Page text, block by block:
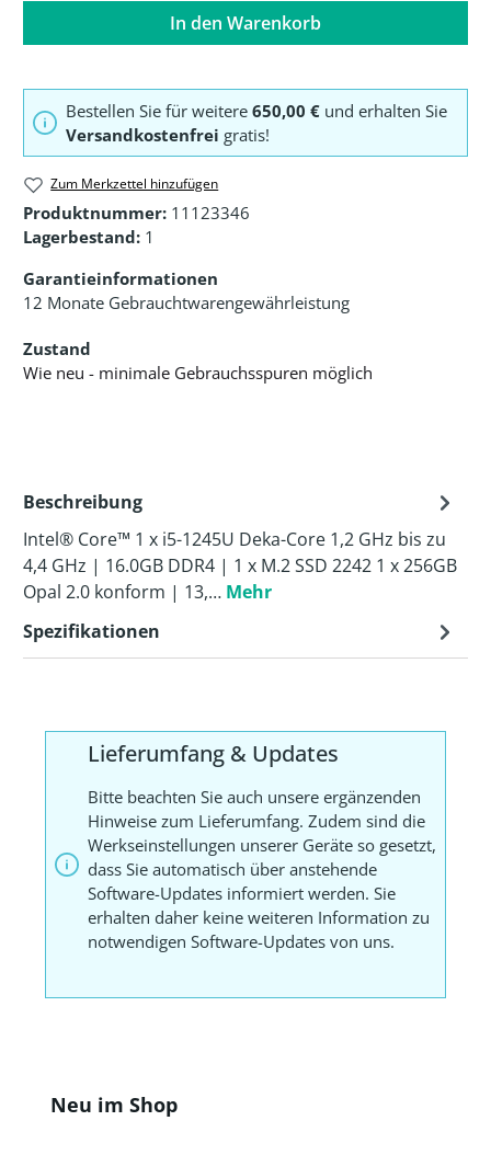
In den Warenkorb
Bestellen Sie für weitere 650,00 € und erhalten Sie
Versandkostenfrei gratis!
Zum Merkzettel hinzufügen
Produktnummer: 11123346
Lagerbestand: 1
Garantieinformationen
12 Monate Gebrauchtwarengewährleistung
Zustand
Wie neu - minimale Gebrauchsspuren möglich
Beschreibung
Intel® Core™ 1 x i5-1245U Deka-Core 1,2 GHz bis zu
4,4 GHz | 16.0GB DDR4 | 1 x M.2 SSD 2242 1 x 256GB
Opal 2.0 konform | 13,… Mehr
Spezifikationen
Lieferumfang & Updates
Bitte beachten Sie auch unsere ergänzenden
Hinweise zum Lieferumfang. Zudem sind die
Werkseinstellungen unserer Geräte so gesetzt,
dass Sie automatisch über anstehende
Software-Updates informiert werden. Sie
erhalten daher keine weiteren Information zu
notwendigen Software-Updates von uns.
Produktgalerie überspringen
Neu im Shop